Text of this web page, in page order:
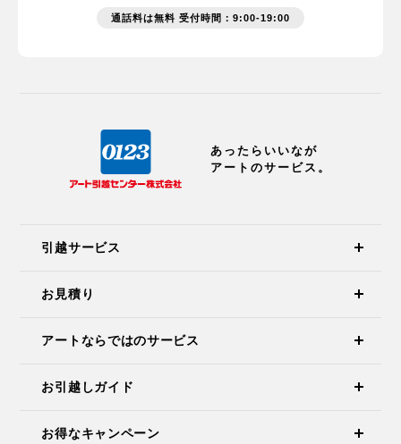
通話料は無料 受付時間：9:00-19:00
あったらいいなが
アートのサービス。
引越サービス
お見積り
アートならではのサービス
お引越しガイド
お得なキャンペーン